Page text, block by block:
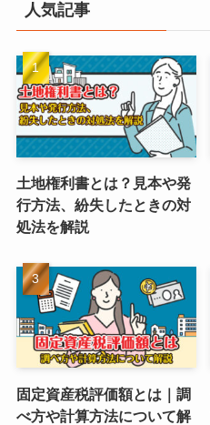
人気記事
土地権利書とは？見本や発
行方法、紛失したときの対
処法を解説
固定資産税評価額とは｜調
べ方や計算方法について解